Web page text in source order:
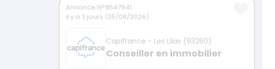
Annonce N°8647941
il y a 3 jours (05/08/2026)
Capifrance - Les Lilas (93260)
Conseiller en immobilier